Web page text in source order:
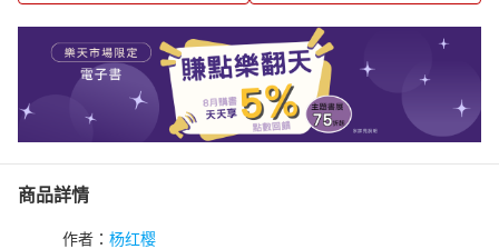
商品詳情
作者： 杨红樱